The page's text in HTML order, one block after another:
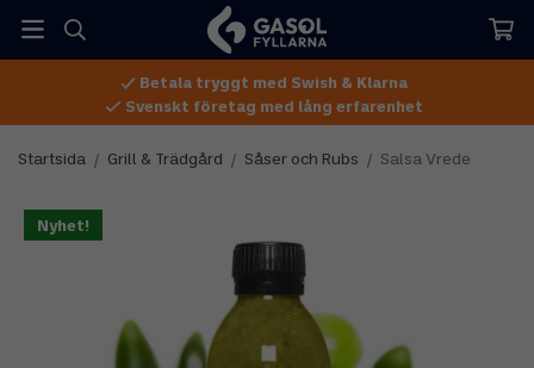
Betala tryggt med Swish & Klarna
Svenskt företag med lång erfarenhet
Startsida / Grill & Trädgård / Såser och Rubs / Salsa Vrede
Nyhet!